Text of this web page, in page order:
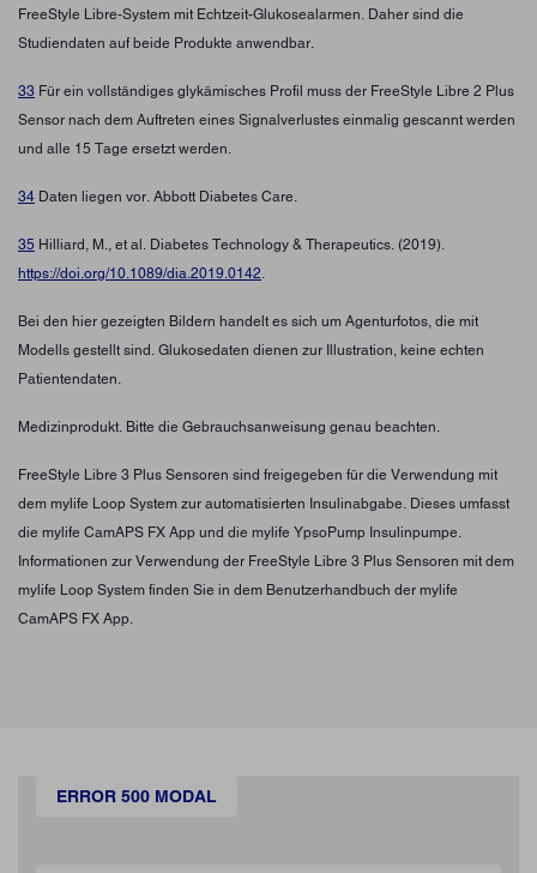
FreeStyle Libre-System mit Echtzeit-Glukosealarmen. Daher sind die
Studiendaten auf beide Produkte anwendbar.
33 Für ein vollständiges glykämisches Profil muss der FreeStyle Libre 2 Plus
Sensor nach dem Auftreten eines Signalverlustes einmalig gescannt werden
und alle 15 Tage ersetzt werden.
34 Daten liegen vor. Abbott Diabetes Care.
35 Hilliard, M., et al. Diabetes Technology & Therapeutics. (2019).
https://doi.org/10.1089/dia.2019.0142.
Bei den hier gezeigten Bildern handelt es sich um Agenturfotos, die mit
Modells gestellt sind. Glukosedaten dienen zur Illustration, keine echten
Patientendaten.
Medizinprodukt. Bitte die Gebrauchsanweisung genau beachten.
FreeStyle Libre 3 Plus Sensoren sind freigegeben für die Verwendung mit
dem mylife Loop System zur automatisierten Insulinabgabe. Dieses umfasst
die mylife CamAPS FX App und die mylife YpsoPump Insulinpumpe.
Informationen zur Verwendung der FreeStyle Libre 3 Plus Sensoren mit dem
mylife Loop System finden Sie in dem Benutzerhandbuch der mylife
CamAPS FX App.
ERROR 500 MODAL